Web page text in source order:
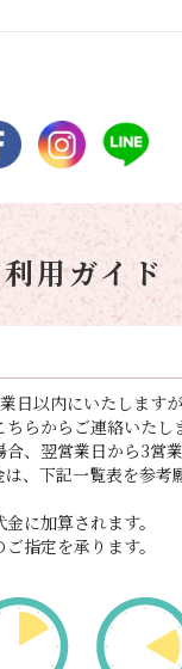
利用ガイド
日以内にいたします
らからご連絡いたし
合、翌営業日から3営
、下記一覧表を参考
に加算されます。
指定を承ります。